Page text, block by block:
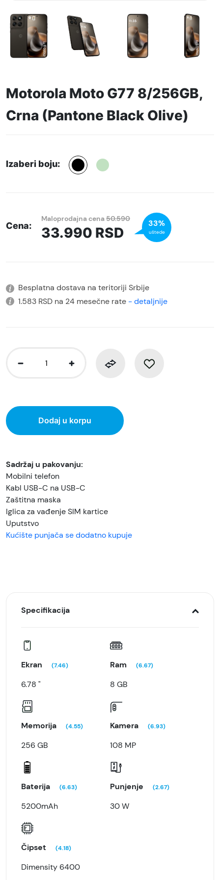
Motorola Moto G77 8/256GB,
Crna (Pantone Black Olive)
Izaberi boju:
Cena:
Maloprodajna cena50.590
33.990 RSD
33%
uštede
Besplatna dostava na teritoriji Srbije
1.583 RSD na 24 mesečne rate - detaljnije
Dodaj u korpu
Sadržaj u pakovanju:
Mobilni telefon
Kabl USB-C na USB-C
Zaštitna maska
Iglica za vađenje SIM kartice
Uputstvo
Kućište punjača se dodatno kupuje
Specifikacija
Ekran (7.46)
6.78 "
Ram (6.67)
8 GB
Memorija (4.55)
256 GB
Kamera (6.93)
108 MP
Baterija (6.63)
5200mAh
Punjenje (2.67)
30 W
Čipset (4.18)
Dimensity 6400